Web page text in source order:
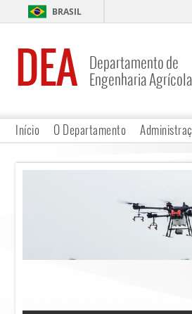
BRASIL
DEA
Departamento de
Engenharia Agrícola
Início O Departamento